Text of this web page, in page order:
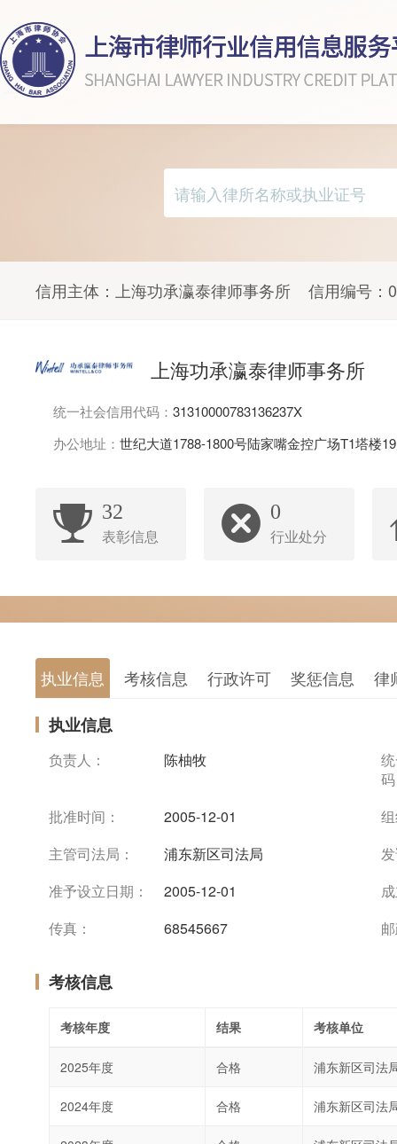
信用主体： 上海功承瀛泰律师事务所 信用编号：
上海功承瀛泰律师事务所
统一社会信用代码： 31310000783136237X
办公地址： 世纪大道1788-1800号陆家嘴金控广场T1塔楼
32
表彰信息
0
行业处分
执业信息 考核信息 行政许可 奖惩信息 律
执业信息
负责人： 陈柚牧
批准时间：
2005-12-01
主管司法局：
浦东新区司法局
准予设立日期：
2005-12-01
传真：
68545667
考核信息
考核年度 结果 考核单位
2025年度 合格 浦东新区司法
2024年度 合格 浦东新区司法